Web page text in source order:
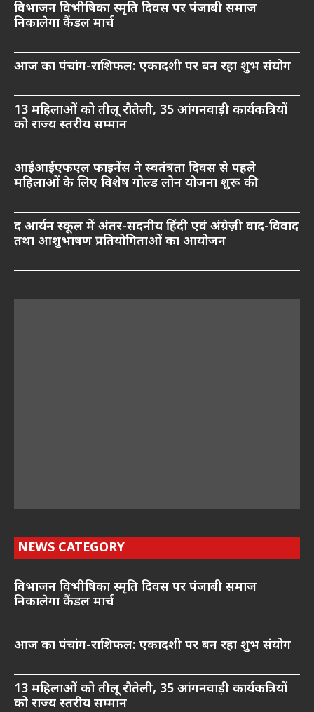
विभाजन विभीषिका स्मृति दिवस पर पंजाबी समाज
निकालेगा कैंडल मार्च
आज का पंचांग-राशिफल: एकादशी पर बन रहा शुभ संयोग
13 महिलाओं को तीलू रौतेली, 35 आंगनवाड़ी कार्यकत्रियों
को राज्य स्तरीय सम्मान
आईआईएफएल फाइनेंस ने स्वतंत्रता दिवस से पहले
महिलाओं के लिए विशेष गोल्ड लोन योजना शुरू की
द आर्यन स्कूल में अंतर-सदनीय हिंदी एवं अंग्रेज़ी वाद-विवाद
तथा आशुभाषण प्रतियोगिताओं का आयोजन
NEWS CATEGORY
विभाजन विभीषिका स्मृति दिवस पर पंजाबी समाज
निकालेगा कैंडल मार्च
आज का पंचांग-राशिफल: एकादशी पर बन रहा शुभ संयोग
13 महिलाओं को तीलू रौतेली, 35 आंगनवाड़ी कार्यकत्रियों
को राज्य स्तरीय सम्मान